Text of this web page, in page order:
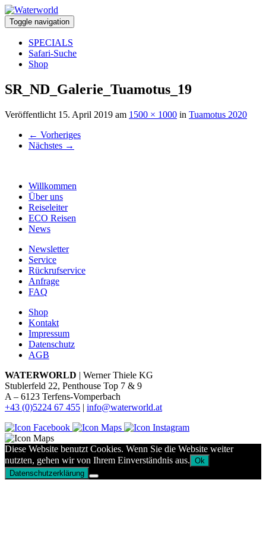
Toggle navigation
SPECIALS
Safari-Suche
Shop
SR_ND_Galerie_Tuamotus_19
Veröffentlicht 15. April 2019 am 1500 × 1000 in Tuamotus 2020
← Vorheriges
Nächstes →
Willkommen
Über uns
Reiseleiter
ECO Reisen
News
Newsletter
Service
Rückrufservice
Anfrage
FAQ
Shop
Kontakt
Impressum
Datenschutz
AGB
WATERWORLD | Werner Thiele KG
Stublerfeld 22, Penthouse Top 7 & 9
A – 6123 Terfens-Vomperbach
+43 (0)5224 67 455 | info@waterworld.at
Diese Website benutzt Cookies. Wenn Sie die Website weiter
nutzten, gehen wir von Ihrem Einverständnis aus. Ok
Datenschutzerklärung